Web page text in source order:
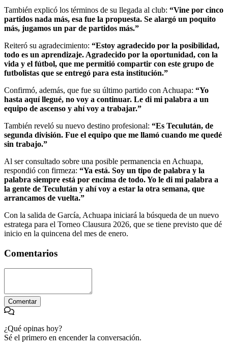
También explicó los términos de su llegada al club: “Vine por cinco
partidos nada más, esa fue la propuesta. Se alargó un poquito
más, jugamos un par de partidos más.”
Reiteró su agradecimiento: “Estoy agradecido por la posibilidad,
todo es un aprendizaje. Agradecido por la oportunidad, con la
vida y el fútbol, que me permitió compartir con este grupo de
futbolistas que se entregó para esta institución.”
Confirmó, además, que fue su último partido con Achuapa: “Yo
hasta aquí llegué, no voy a continuar. Le di mi palabra a un
equipo de ascenso y ahí voy a trabajar.”
También reveló su nuevo destino profesional: “Es Teculután, de
segunda división. Fue el equipo que me llamó cuando me quedé
sin trabajo.”
Al ser consultado sobre una posible permanencia en Achuapa,
respondió con firmeza: “Ya está. Soy un tipo de palabra y la
palabra siempre está por encima de todo. Yo le di mi palabra a
la gente de Teculután y ahí voy a estar la otra semana, que
arrancamos de vuelta.”
Con la salida de García, Achuapa iniciará la búsqueda de un nuevo
estratega para el Torneo Clausura 2026, que se tiene previsto que dé
inicio en la quincena del mes de enero.
Comentarios
Comentar
¿Qué opinas hoy?
Sé el primero en encender la conversación.